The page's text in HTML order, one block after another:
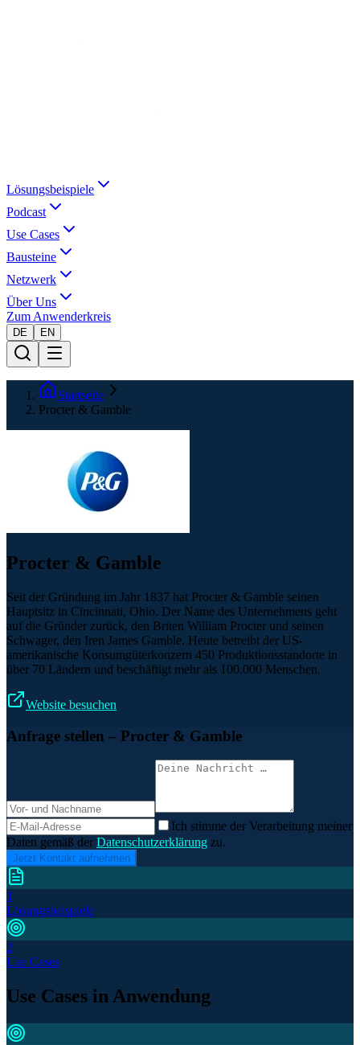
Lösungsbeispiele
Podcast
Use Cases
Bausteine
Netzwerk
Über Uns
Zum Anwenderkreis
DE EN
Startseite
Procter & Gamble
Procter & Gamble
Seit der Gründung im Jahr 1837 hat Procter & Gamble seinen
Hauptsitz in Cincinnati, Ohio. Der Name des Unternehmens geht
auf die Gründer zurück, den Briten William Procter und seinen
Schwager, den Iren James Gamble. Heute betreibt der US-
amerikanische Konsumgüterkonzern 450 Produktionsstandorte in
über 70 Ländern und beschäftigt mehr als 100.000 Menschen.
Website besuchen
Anfrage stellen – Procter & Gamble
Ich stimme der Verarbeitung meiner
Daten gemäß der Datenschutzerklärung zu.
Jetzt Kontakt aufnehmen
1
Lösungsbeispiele
2
Use Cases
Use Cases in Anwendung